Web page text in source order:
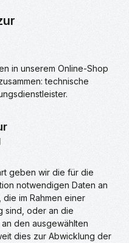
in unserem Online-Shop
technische
geben wir die für die
notwendigen Daten an
im Rahmen einer
sind, oder an die
den ausgewählten
dies zur Abwicklung der